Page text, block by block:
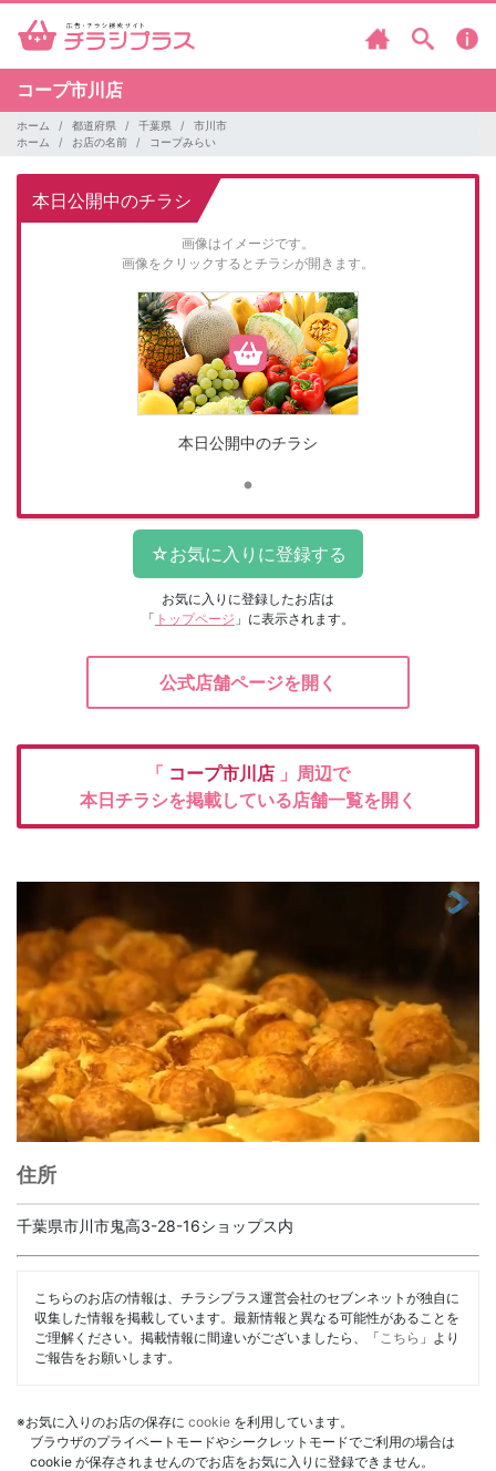
コープ市川店
ホーム 都道府県 千葉県
市川市
ホーム
お店の名前 コープみらい
本日公開中のチラシ
画像はイメージです。
画像をクリックするとチラシが開きます。
本日公開中のチラシ
お気に入りに登録したお店は
「 トップページ 」に表示されます。
公式店舗ページを開く
「 コープ市川店 」周辺で
本日チラシを掲載している店舗一覧を開く
住所
千葉県市川市鬼高3-28-16ショップス内
こちらのお店の情報は、チラシプラス運営会社のセブンネットが独自に
収集した情報を掲載しています。最新情報と異なる可能性があることを
ご理解ください。掲載情報に間違いがございましたら、「 こちら 」より
ご報告をお願いします。
※お気に入りのお店の保存に cookie を利用しています。
ブラウザのプライベートモードやシークレットモードでご利用の場合は
cookie が保存されませんのでお店をお気に入りに登録できません。